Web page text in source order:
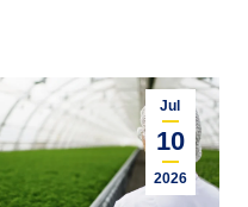
Jul
10
2026